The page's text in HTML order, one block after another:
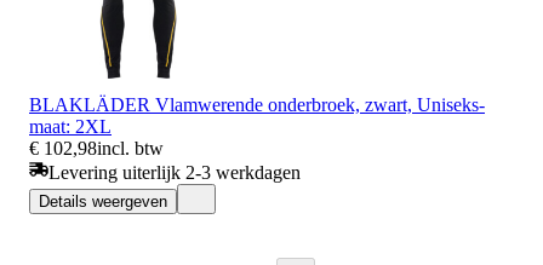
BLAKLÄDER Vlamwerende onderbroek, zwart, Uniseks-
maat: 2XL
€ 102,98incl. btw
Levering uiterlijk 2-3 werkdagen
Details weergeven